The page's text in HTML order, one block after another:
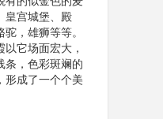
皇宫城堡、殿
，雄狮等等。
它场面宏大，
条，色彩斑斓的
形成了一个个美